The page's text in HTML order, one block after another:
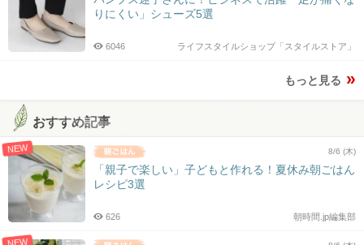
りにくい」シューズ5選
ライフスタイルショップ「スタイルストア」
6046
もっと見る
おすすめ記事
NEW 8/6 (木)
「親子で楽しい」子どもと作れる！夏休み朝ごはん
レシピ3選
朝時間.jp編集部
626
NEW